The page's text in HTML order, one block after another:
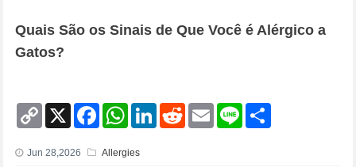
Quais São os Sinais de Que Você é Alérgico a
Gatos?
C
y
L
X
F
e
b
W
t
s
L
R
E
m
L
S
Jun 28,2026 Allergies